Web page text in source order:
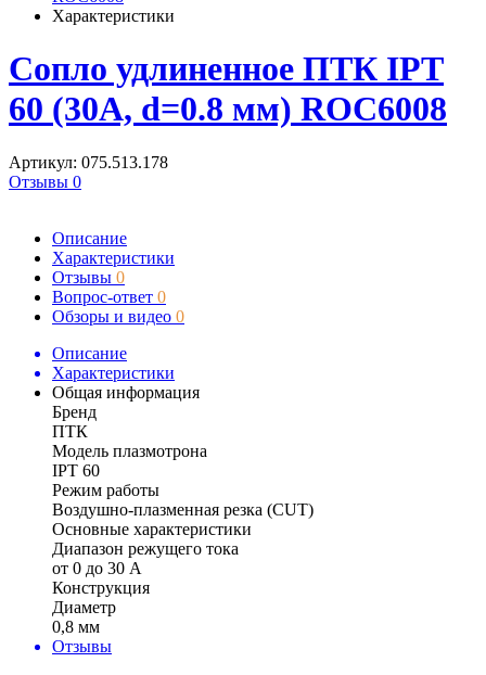
Характеристики
Сопло удлиненное ПТК IPT
60 (30A, d=0.8 мм) ROC6008
Артикул: 075.513.178
Отзывы 0
Описание
Характеристики
Отзывы 0
Вопрос-ответ 0
Обзоры и видео 0
Описание
Характеристики
Общая информация
Бренд
ПТК
Модель плазмотрона
IPT 60
Режим работы
Воздушно-плазменная резка (CUT)
Основные характеристики
Диапазон режущего тока
от 0 до 30 А
Конструкция
Диаметр
0,8 мм
Отзывы